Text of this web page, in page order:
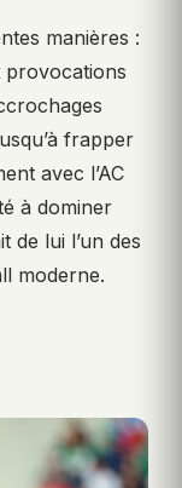
manières :
provocations
frapper
avec l’AC
à dominer
de lui l’un des
moderne.